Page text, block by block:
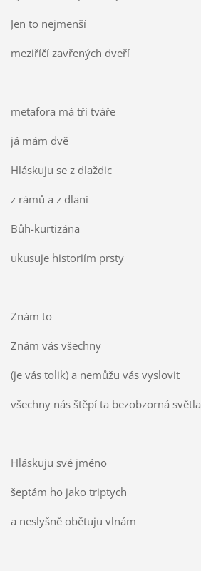
Jen to nejmenší
meziříčí zavřených dveří
metafora má tři tváře
já mám dvě
Hláskuju se z dlaždic
z rámů a z dlaní
Bůh-kurtizána
ukusuje historiím prsty
Znám to
Znám vás všechny
(je vás tolik) a nemůžu vás vyslovit
všechny nás štěpí ta bezobzorná světla
Hláskuju své jméno
šeptám ho jako triptych
a neslyšně obětuju vlnám